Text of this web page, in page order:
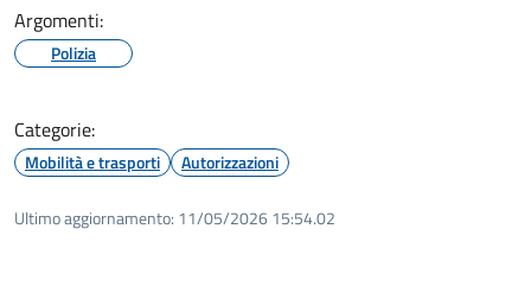
Argomenti:
Polizia
Categorie:
Mobilità e trasporti Autorizzazioni
Ultimo aggiornamento: 11/05/2026 15:54.02